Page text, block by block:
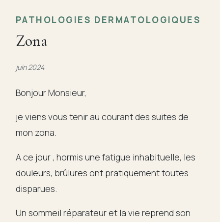
Contact
PATHOLOGIES DERMATOLOGIQUES
Zona
juin 2024
Bonjour Monsieur,
je viens vous tenir au courant des suites de
mon zona.
A ce jour , hormis une fatigue inhabituelle, les
douleurs, brûlures ont pratiquement toutes
disparues.
Un sommeil réparateur et la vie reprend son